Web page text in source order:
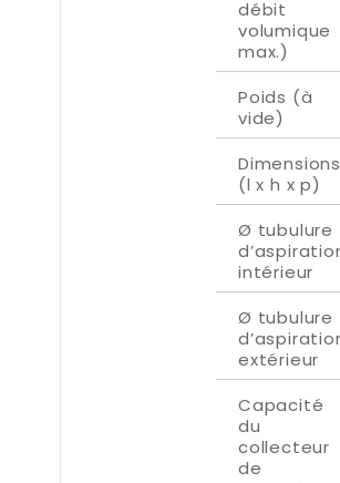
débit
volumique
max.)
Poids (à
vide)
Dimensions
(l x h x p)
Ø tubulure
intérieur
Ø tubulure
extérieur
Capacité
du
collecteur
de